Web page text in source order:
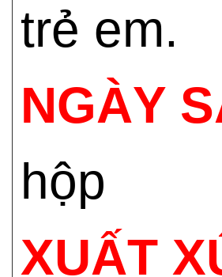
trẻ em.
NGÀY
hộp
XUẤT